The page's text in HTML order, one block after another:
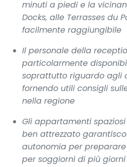
minuti a piedi e la
Docks, alle Terrasses du
facilmente raggiungibile
Il personale della
particolarmente
soprattutto riguardo agli
fornendo utili consigli
nella regione
Gli appartamenti
ben attrezzato
autonomia per
per soggiorni di più